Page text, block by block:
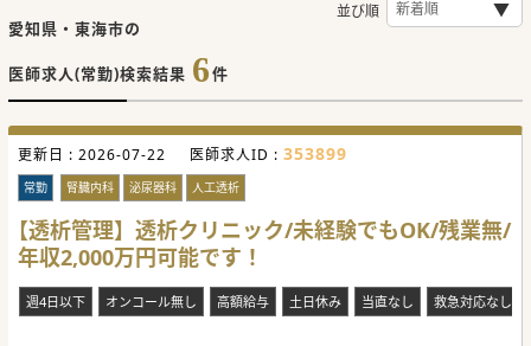
愛知県・東海市の
医師求人(常勤)検索結果 6件
並び順
更新日 : 2026-07-22 医師求人ID : 353899
常勤 腎臓内科 泌尿器科 人工透析
【透析管理】透析クリニック/未経験でもOK/残業無/
年収2,000万円可能です！
週4日以下 オンコール無し 高額給与 土日休み 当直なし 救急対応なし